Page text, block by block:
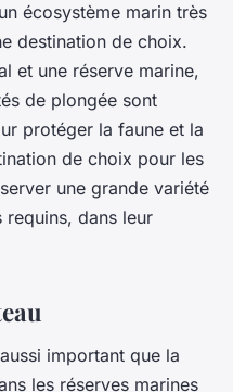
écosystème marin très
destination de choix.
et une réserve marine,
de plongée sont
protéger la faune et la
de choix pour les
une grande variété
requins, dans leur
important que la
les réserves marines